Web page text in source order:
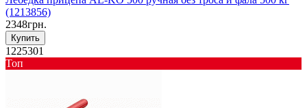
(1213856)
2348грн.
Купить
1225301
Toп